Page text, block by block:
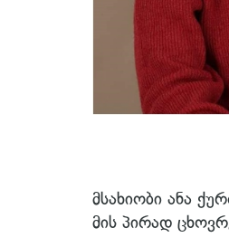
მსახიობი ანა
მის პირად